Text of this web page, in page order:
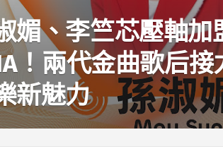
媚、李竺芯壓軸加
！兩代金曲歌后
新魅力